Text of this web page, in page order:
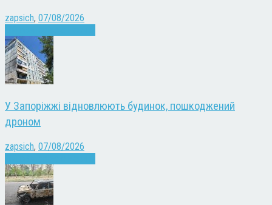
zapsich, 07/08/2026
У Запоріжжі відновлюють будинок, пошкоджений
дроном
zapsich, 07/08/2026